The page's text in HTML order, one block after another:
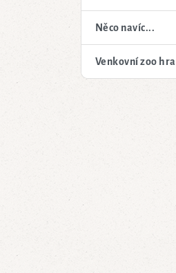
Něco navíc...
Venkovní zoo hra